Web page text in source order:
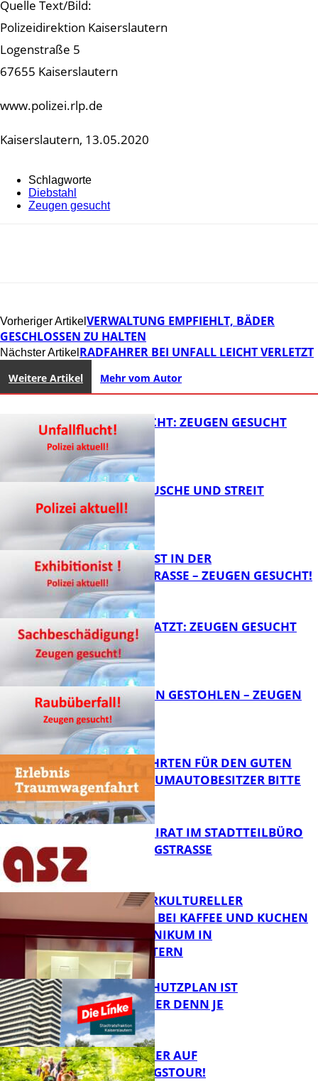
Quelle Text/Bild:
Polizeidirektion Kaiserslautern
Logenstraße 5
67655 Kaiserslautern
www.polizei.rlp.de
Kaiserslautern, 13.05.2020
Schlagworte
Diebstahl
Zeugen gesucht
Vorheriger Artikel VERWALTUNG EMPFIEHLT, BÄDER
GESCHLOSSEN ZU HALTEN
Nächster Artikel RADFAHRER BEI UNFALL LEICHT VERLETZT
Weitere Artikel Mehr vom Autor
UNFALLFLUCHT: ZEUGEN GESUCHT
KNALLGERÄUSCHE UND STREIT
EXHIBITIONIST IN DER
VELMANNSTRASSE – ZEUGEN GESUCHT!
AUTO ZERKRATZT: ZEUGEN GESUCHT
FB News
TEURE KETTEN GESTOHLEN – ZEUGEN
GESUCHT!
FB News
SPENDENFAHRTEN FÜR DEN GUTEN
ZWECK – TRAUMAUTOBESITZER BITTE
MELDEN!
FB News
SENIORENBEIRAT IM STADTTEILBÜRO
IN DER KÖNIGSTRASSE
FB Gesundheit
NEUER INTERKULTURELLER
TREFFPUNKT BEI KAFFEE UND KUCHEN
IM PFALZKLINIKUM IN
KAISERSLAUTERN
EIN HITZESCHUTZPLAN IST
NOTWENDIGER DENN JE
MIT DEM JÄGER AUF
ENTDECKUNGSTOUR!